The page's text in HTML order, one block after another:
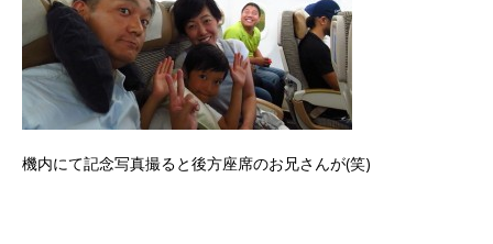
機内にて記念写真撮ると後方座席のお兄さんが(笑)